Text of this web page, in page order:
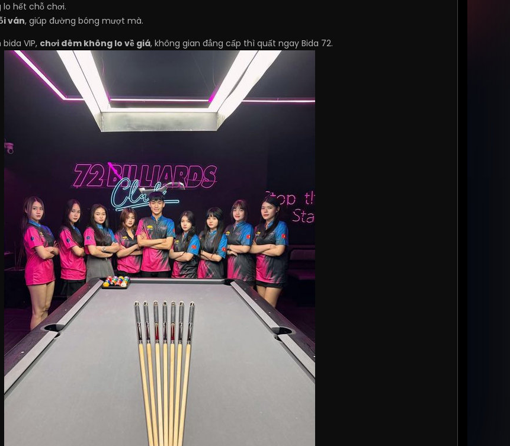
lo hết chỗ chơi.
ván, giúp đường bóng mượt mà.
VIP, chơi đêm không lo về giá, không gian đẳng cấp thì quất ngay Bida 72.